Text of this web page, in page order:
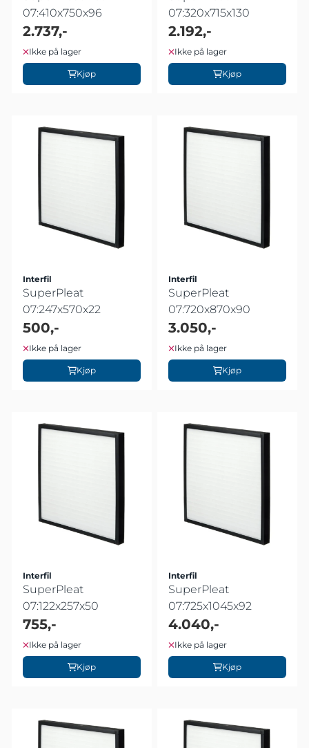
07:410x750x96
2.737,-
Ikke på lager
Kjøp
07:320x715x130
2.192,-
Ikke på lager
Kjøp
Interfil
SuperPleat
07:247x570x22
500,-
Ikke på lager
Kjøp
Interfil
SuperPleat
07:720x870x90
3.050,-
Ikke på lager
Kjøp
Interfil
SuperPleat
07:122x257x50
755,-
Ikke på lager
Kjøp
Interfil
SuperPleat
07:725x1045x92
4.040,-
Ikke på lager
Kjøp